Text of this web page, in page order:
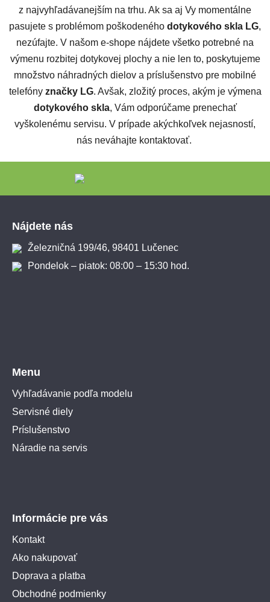
z najvyhľadávanejším na trhu. Ak sa aj Vy momentálne
pasujete s problémom poškodeného dotykového skla LG,
nezúfajte. V našom e-shope nájdete všetko potrebné na
výmenu rozbitej dotykovej plochy a nie len to, poskytujeme
množstvo náhradných dielov a príslušenstvo pre mobilné
telefóny značky LG. Avšak, zložitý proces, akým je výmena
dotykového skla, Vám odporúčame prenechať
vyškolenému servisu. V prípade akýchkoľvek nejasností,
nás neváhajte kontaktovať.
Nájdete nás
Železničná 199/46, 98401 Lučenec
Pondelok – piatok: 08:00 – 15:30 hod.
Menu
Vyhľadávanie podľa modelu
Servisné diely
Príslušenstvo
Náradie na servis
Informácie pre vás
Kontakt
Ako nakupovať
Doprava a platba
Obchodné podmienky